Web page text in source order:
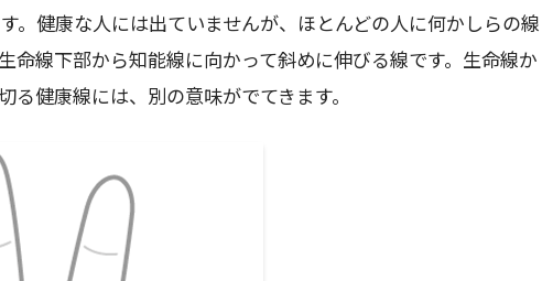
。健康な人には出ていませんが、ほとんどの人に何かしらの線
命線下部から知能線に向かって斜めに伸びる線です。生命線か
る健康線には、別の意味がでてきます。